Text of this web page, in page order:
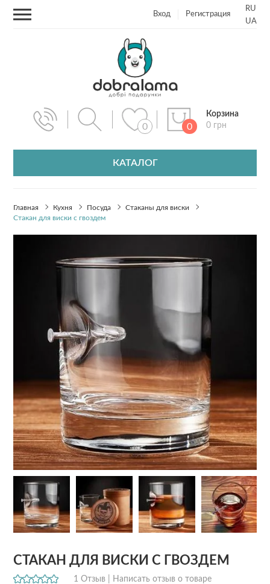
Вход Регистрация
RU
UA
0 0
Корзина
0 грн
КАТАЛОГ
Главная Кухня Посуда
Стаканы для виски
Стакан для виски с гвоздем
СТАКАН ДЛЯ ВИСКИ С ГВОЗДЕМ
1 Отзыв |
Написать отзыв о товаре